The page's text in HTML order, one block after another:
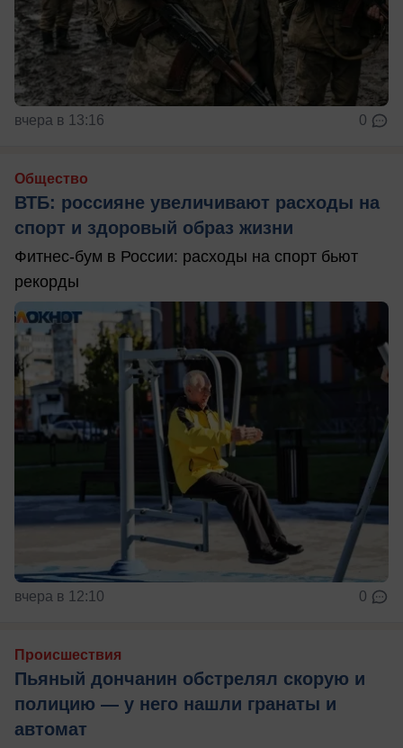
вчера в 13:16 0
Общество
ВТБ: россияне увеличивают расходы на
спорт и здоровый образ жизни
Фитнес-бум в России: расходы на спорт бьют
рекорды
вчера в 12:10 0
Происшествия
Пьяный дончанин обстрелял скорую и
полицию — у него нашли гранаты и
автомат